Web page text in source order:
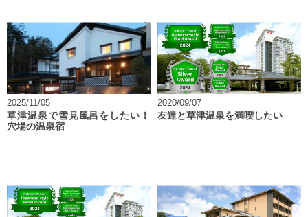
2025/11/05
草津温泉で雪見風呂をしたい！
穴場の温泉宿
2020/09/07
友達と草津温泉を満喫したい